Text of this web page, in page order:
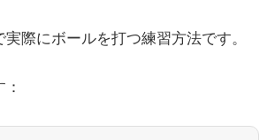
際にボールを打つ練習方法です。